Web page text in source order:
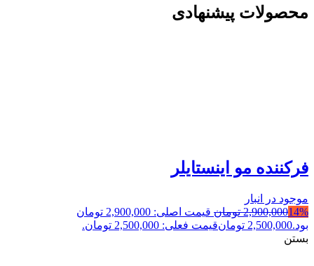
محصولات پیشنهادی
فرکننده مو اینستایلر
موجود در انبار
14%
2,900,000 تومان
قیمت اصلی: 2,900,000 تومان
بود.2,500,000 تومانقیمت فعلی: 2,500,000 تومان.
بستن